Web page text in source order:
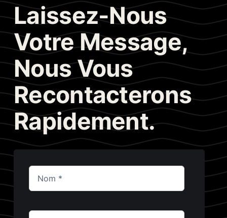
Laissez-Nous
Votre Message,
Nous Vous
Recontacterons
Rapidement.